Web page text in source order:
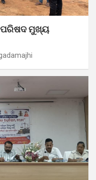
ପରିଷଦ ମୁଖ୍ୟ